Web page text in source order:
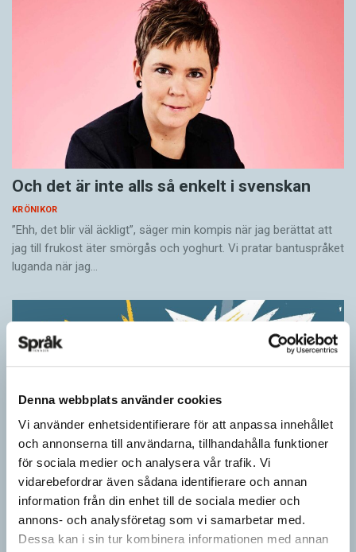
Denna webbplats använder cookies
Vi använder enhetsidentifierare för att anpassa innehållet
och annonserna till användarna, tillhandahålla funktioner
för sociala medier och analysera vår trafik. Vi
vidarebefordrar även sådana identifierare och annan
information från din enhet till de sociala medier och
annons- och analysföretag som vi samarbetar med.
Dessa kan i sin tur kombinera informationen med annan
Och det är inte alls så enkelt i svenskan
KRÖNIKOR
”Ehh, det blir väl äckligt”, säger min kompis när jag berättat att
jag till frukost äter smörgås och yoghurt. Vi pratar bantuspråket
luganda när jag…
Ordens umgänge avslöjar betydelsen
”Du kan begripa ett ord genom att titta på vilka det umgås med”